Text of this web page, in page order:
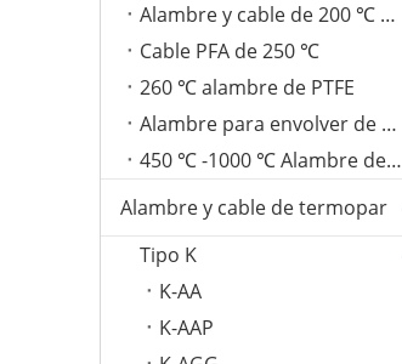
Alambre y cable de 200 ℃ FEP
Cable PFA de 250 ℃
260 ℃ alambre de PTFE
Alambre para envolver de fibra de vidrio de 350 ℃
450 ℃ -1000 ℃ Alambre de mica
Alambre y cable de termopar
Tipo K
K-AA
K-AAP